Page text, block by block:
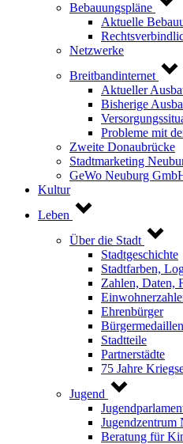
Bebauungspläne
Aktuelle
Netzwerke
Breitbandinternet
Aktueller
Bisherige
Probleme mit
Zweite Donaubrücke
Stadtmarketing
GeWo Neuburg
Kultur
Leben
Über die Stadt
Stadtgeschichte
Stadtfarben,
Zahlen, Daten,
Ehrenbürger
Stadtteile
Partnerstädte
75 Jahre
Jugend
Jugendzentrum
Beratung für